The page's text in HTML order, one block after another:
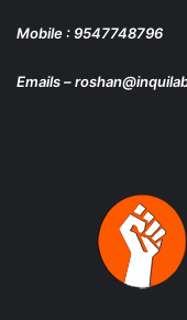
Mobile : 9547748796
Emails –